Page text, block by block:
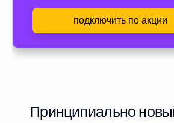
подключить по акции
Принципиально